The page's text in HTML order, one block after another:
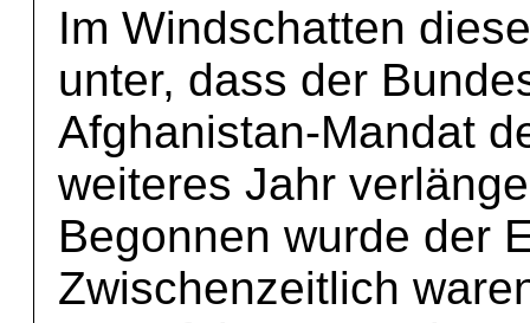
Im Windschatten
unter, dass der
Afghanistan-Mandat
weiteres Jahr
Begonnen wurde der
Zwischenzeitlich